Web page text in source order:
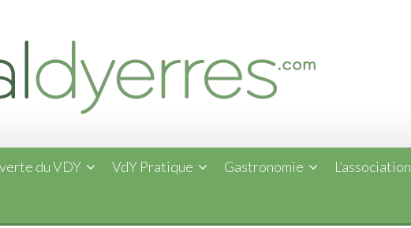
du VDY VdY Pratique Gastronomie L’association